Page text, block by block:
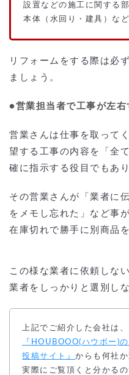
設置などの施工に関する
本体（水回り・建具）な
リフォームをする際は必
ましょう。
●営業担当者で工事が左右
営業さんは仕事を取って
望する工事の内容を「全
確に指示する役目でもあり
その営業さんが「業者に
をメモし忘れた」など事
在庫切れで勝手に別商品
この様な業者に依頼しな
業者をしっかりと選別し
上記でご紹介した会社は
『HOUBOOO(ハウボー)
投稿サイト』 からも何社
実際にご覧頂くと分かる